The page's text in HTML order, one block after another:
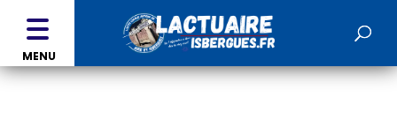
MENU